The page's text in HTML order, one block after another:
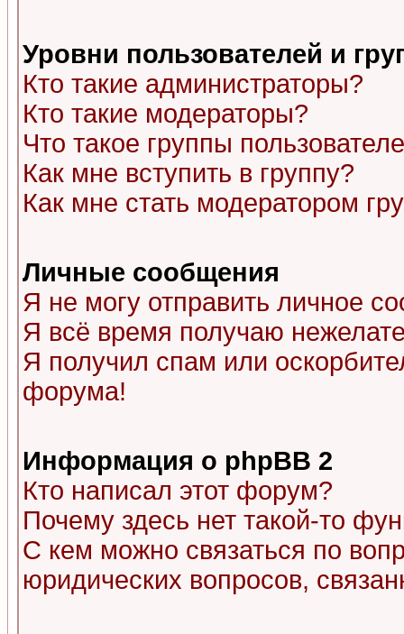
Уровни пользователей и
Кто такие администраторы?
Кто такие модераторы?
Что такое группы
Как мне вступить в группу?
Как мне стать модератором
Личные сообщения
Я не могу отправить личное
Я всё время получаю
Я получил спам или
форума!
Информация о phpBB 2
Кто написал этот форум?
Почему здесь нет такой-то
С кем можно связаться по
юридических вопросов,